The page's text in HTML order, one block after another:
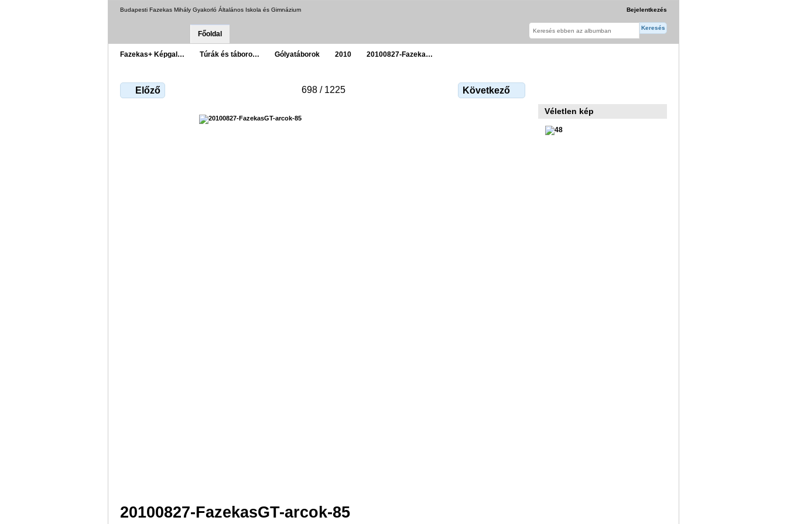
Budapesti Fazekas Mihály Gyakorló Általános Iskola és Gimnázium Bejelentkezés
Főoldal
Fazekas+ Képgal… Túrák és táboro… Gólyatáborok 2010 20100827-Fazeka…
Előző 698 / 1225 Következő
20100827-FazekasGT-arcok-85
Véletlen kép